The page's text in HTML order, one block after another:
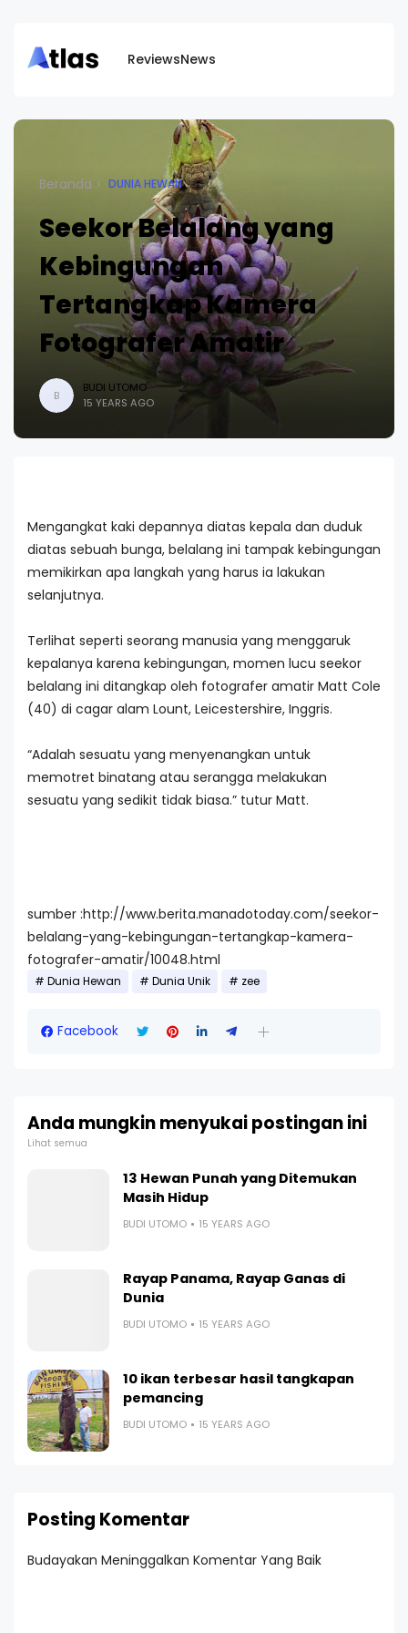
ReviewsNews
Beranda DUNIA HEWAN
Seekor Belalang yang
Kebingungan
Tertangkap Kamera
Fotografer Amatir
B
BUDI UTOMO
15 YEARS AGO
Mengangkat kaki depannya diatas kepala dan duduk
diatas sebuah bunga, belalang ini tampak kebingungan
memikirkan apa langkah yang harus ia lakukan
selanjutnya.
Terlihat seperti seorang manusia yang menggaruk
kepalanya karena kebingungan, momen lucu seekor
belalang ini ditangkap oleh fotografer amatir Matt Cole
(40) di cagar alam Lount, Leicestershire, Inggris.
“Adalah sesuatu yang menyenangkan untuk
memotret binatang atau serangga melakukan
sesuatu yang sedikit tidak biasa.” tutur Matt.
sumber :http://www.berita.manadotoday.com/seekor-
belalang-yang-kebingungan-tertangkap-kamera-
fotografer-amatir/10048.html
Dunia Hewan Dunia Unik zee
Facebook
Anda mungkin menyukai postingan ini
Lihat semua
13 Hewan Punah yang Ditemukan
Masih Hidup
BUDI UTOMO 15 YEARS AGO
Rayap Panama, Rayap Ganas di
Dunia
BUDI UTOMO 15 YEARS AGO
10 ikan terbesar hasil tangkapan
pemancing
BUDI UTOMO 15 YEARS AGO
Posting Komentar
Budayakan Meninggalkan Komentar Yang Baik